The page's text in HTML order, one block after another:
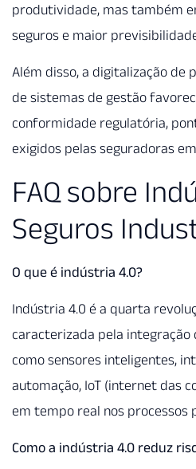
produtividade, mas também
seguros e maior
Além disso, a digitalização de
de sistemas de gestão
conformidade regulatória,
exigidos pelas seguradoras
FAQ sobre
Seguros
O que é indústria 4.0?
Indústria 4.0 é a quarta
caracterizada pela integração
como sensores inteligentes,
automação, IoT (internet das
em tempo real nos processos
Como a indústria 4.0 reduz